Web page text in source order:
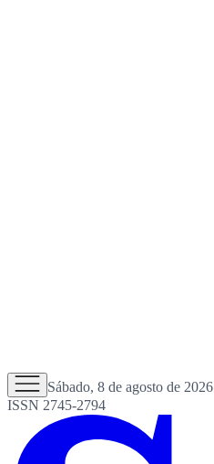
Sábado, 8 de agosto de 2026
ISSN 2745-2794